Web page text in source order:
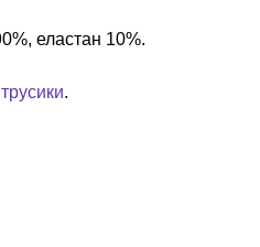
еластан 10%.
трусики.